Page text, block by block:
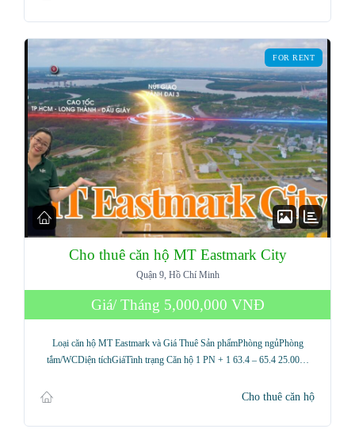
FOR RENT
Cho thuê căn hộ MT Eastmark City
Quận 9, Hồ Chí Minh
Giá/ Tháng 5,000,000 VNĐ
Loại căn hộ MT Eastmark và Giá Thuê Sản phẩmPhòng ngủPhòng
tắm/WCDiện tíchGiáTình trạng Căn hộ 1 PN + 1 63.4 – 65.4 25.00…
Cho thuê căn hộ